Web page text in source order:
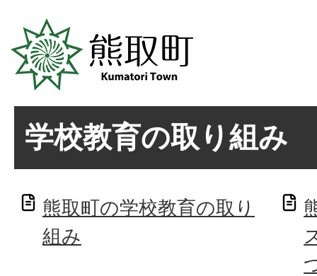
学校教育の取り組み
熊取町の学校教育の取り
組み